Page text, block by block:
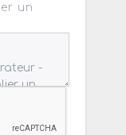
un